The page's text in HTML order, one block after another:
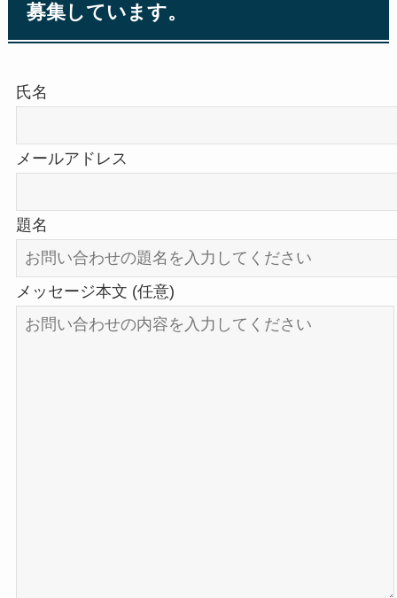
募集しています。
氏名
メールアドレス
題名
メッセージ本文 (任意)